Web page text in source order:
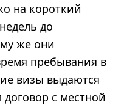
на короткий
до
же они
пребывания в
визы выдаются
с местной